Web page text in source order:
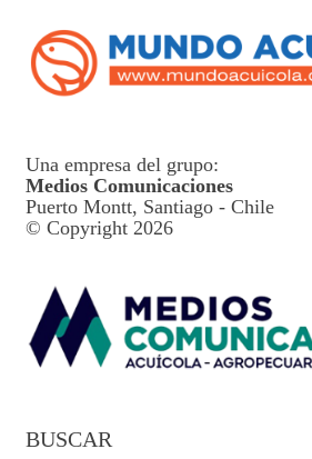
Una empresa del grupo:
Medios Comunicaciones
Puerto Montt, Santiago - Chile
© Copyright 2026
BUSCAR